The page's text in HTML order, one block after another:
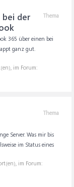
Thema
bei der
365 über einen bei
ganz gut.
im Forum:
Thema
Server. Was mir bis
im Status eines
im Forum: